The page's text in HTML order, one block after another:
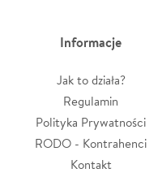
Informacje
Jak to działa?
Regulamin
Polityka Prywatności
RODO - Kontrahenci
Kontakt